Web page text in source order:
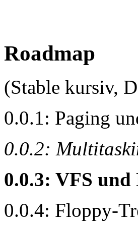
Roadmap
(Stable kursiv,
0.0.1: Paging
0.0.2:
0.0.3: VFS
0.0.4: Floppy-